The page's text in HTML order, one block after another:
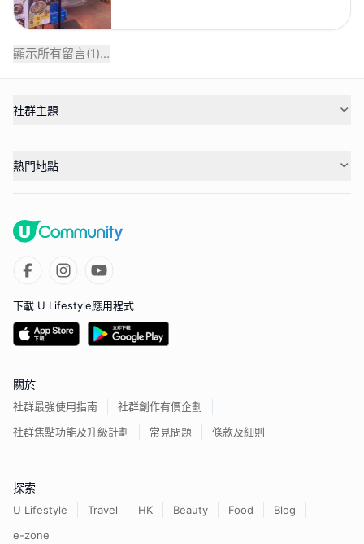
顯示所有留言(1)...
社群主題
熱門地點
下載 U Lifestyle應用程式
關於
社群最強使用指南
社群創作有價企劃
社群焦點功能及升級計劃
常見問題 條款及細則
探索
U Lifestyle Travel HK Beauty Food
Blog
e-zone